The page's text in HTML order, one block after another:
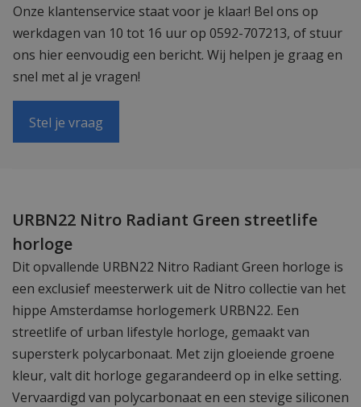
Onze klantenservice staat voor je klaar! Bel ons op
werkdagen van 10 tot 16 uur op 0592-707213, of stuur
ons hier eenvoudig een bericht. Wij helpen je graag en
snel met al je vragen!
Stel je vraag
URBN22 Nitro Radiant Green streetlife
horloge
Dit opvallende URBN22 Nitro Radiant Green horloge is
een exclusief meesterwerk uit de Nitro collectie van het
hippe Amsterdamse horlogemerk URBN22. Een
streetlife of urban lifestyle horloge, gemaakt van
supersterk polycarbonaat. Met zijn gloeiende groene
kleur, valt dit horloge gegarandeerd op in elke setting.
Vervaardigd van polycarbonaat en een stevige siliconen